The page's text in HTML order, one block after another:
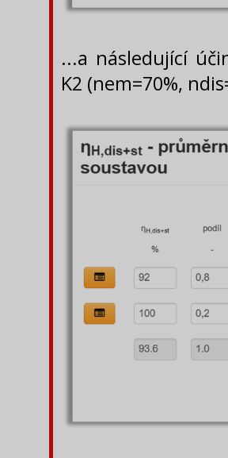
...a následující
K2 (nem=70%,